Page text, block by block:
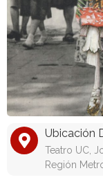
Ubicación
Teatro UC,
Región